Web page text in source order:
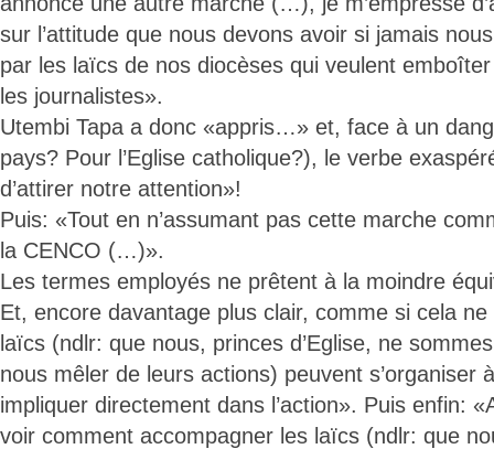
sur l’attitude que nous devons avoir si jamais
par les laïcs de nos diocèses qui veulent
les journalistes».
Utembi Tapa a donc «appris…» et, face à un
pays? Pour l’Eglise catholique?), le verbe
d’attirer notre attention»!
Puis: «Tout en n’assumant pas cette marche
la CENCO (…)».
Les termes employés ne prêtent à la moindre
Et, encore davantage plus clair, comme si cela ne
laïcs (ndlr: que nous, princes d’Eglise, ne
nous mêler de leurs actions) peuvent s’organiser
impliquer directement dans l’action». Puis enfin:
voir comment accompagner les laïcs (ndlr: que